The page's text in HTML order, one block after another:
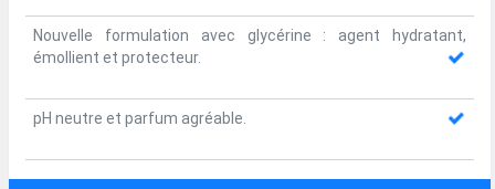
Nouvelle formulation avec glycérine : agent hydratant,
émollient et protecteur.
pH neutre et parfum agréable.